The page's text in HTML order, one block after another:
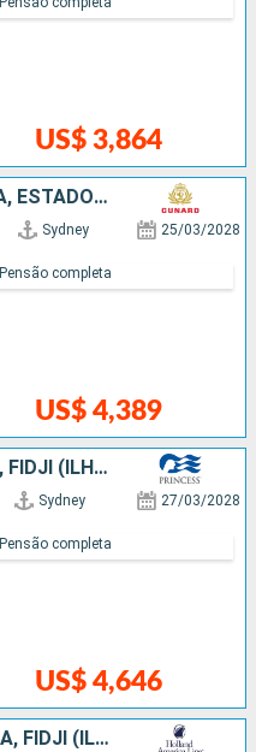
US$ 3,864
AUSTRÁLIA, TONGA, FRANCIA, ESTADOS UNIDOS
Sydney 25/03/2028
US$ 4,389
Pensão completa
AUSTRÁLIA, NOVA ZELÂNDIA, FIDJI (ILHAS), SAMOA, ESTADOS UNIDOS, CANADÁ
Sydney 27/03/2028
US$ 4,646
Pensão completa
AUSTRÁLIA, NOVA CALEDÔNIA, FIDJI (ILHAS), TONGA, ILES COOK, FRANCIA, ESTADOS UNIDOS